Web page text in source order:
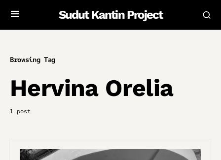
Sudut Kantin Project
Browsing Tag
Hervina Orelia
1 post